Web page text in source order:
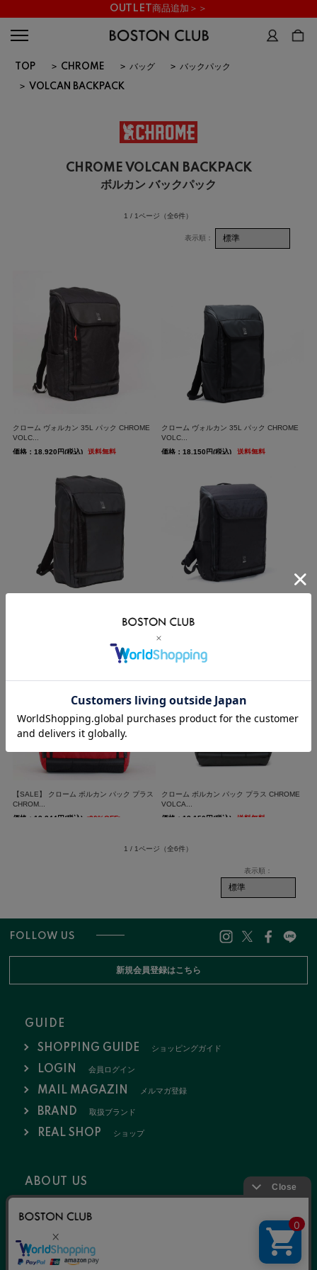
OUTLET商品追加＞＞
TOP > CHROME > バッグ > バックパック
> VOLCAN BACKPACK
CHROME VOLCAN BACKPACK
ボルカン バックパック
1 / 1ページ （全6件）
クローム ヴォルカン 35L パック CHROME
VOLC...
価格：18,920円(税込)
送料無料
クローム ヴォルカン 35L パック CHROME
VOLC...
価格：18,150円(税込)
送料無料
VOLCA...
【SALE】 クローム ボルカン パック プラス
CHROM...
価格：13,244円(税込) <30%OFF>
クローム ボルカン パック プラス CHROME
VOLCA...
価格：18,150円(税込)
送料無料
1 / 1ページ （全6件）
FOLLOW US
新規会員登録はこちら
GUIDE
SHOPPING GUIDE ショッピングガイド
LOGIN 会員ログイン
MAIL MAGAZIN メルマガ登録
BRAND 取扱ブランド
REAL SHOP ショップ
ABOUT US
ポリシー